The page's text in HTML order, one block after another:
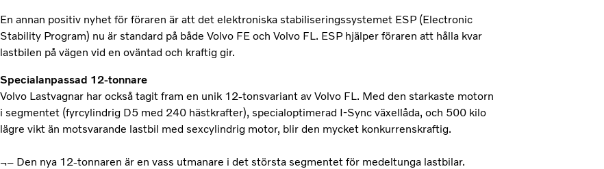
En annan positiv nyhet för föraren är att det elektroniska stabiliseringssystemet ESP (Electronic
Stability Program) nu är standard på både Volvo FE och Volvo FL. ESP hjälper föraren att hålla kvar
lastbilen på vägen vid en oväntad och kraftig gir.
Specialanpassad 12-tonnare
Volvo Lastvagnar har också tagit fram en unik 12-tonsvariant av Volvo FL. Med den starkaste motorn
i segmentet (fyrcylindrig D5 med 240 hästkrafter), specialoptimerad I-Sync växellåda, och 500 kilo
lägre vikt än motsvarande lastbil med sexcylindrig motor, blir den mycket konkurrenskraftig.
¬– Den nya 12-tonnaren är en vass utmanare i det största segmentet för medeltunga lastbilar.